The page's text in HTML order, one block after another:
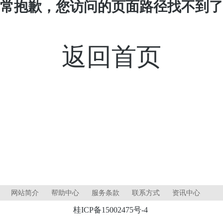
抱歉，您访问的页面路径找不到
返回首页
网站简介 帮助中心 服务条款 联系方式 资讯中心
桂ICP备15002475号-4